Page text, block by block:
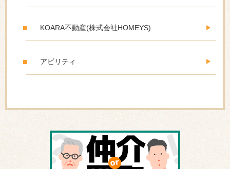
KOARA不動産(株式会社HOMEYS)
アビリティ